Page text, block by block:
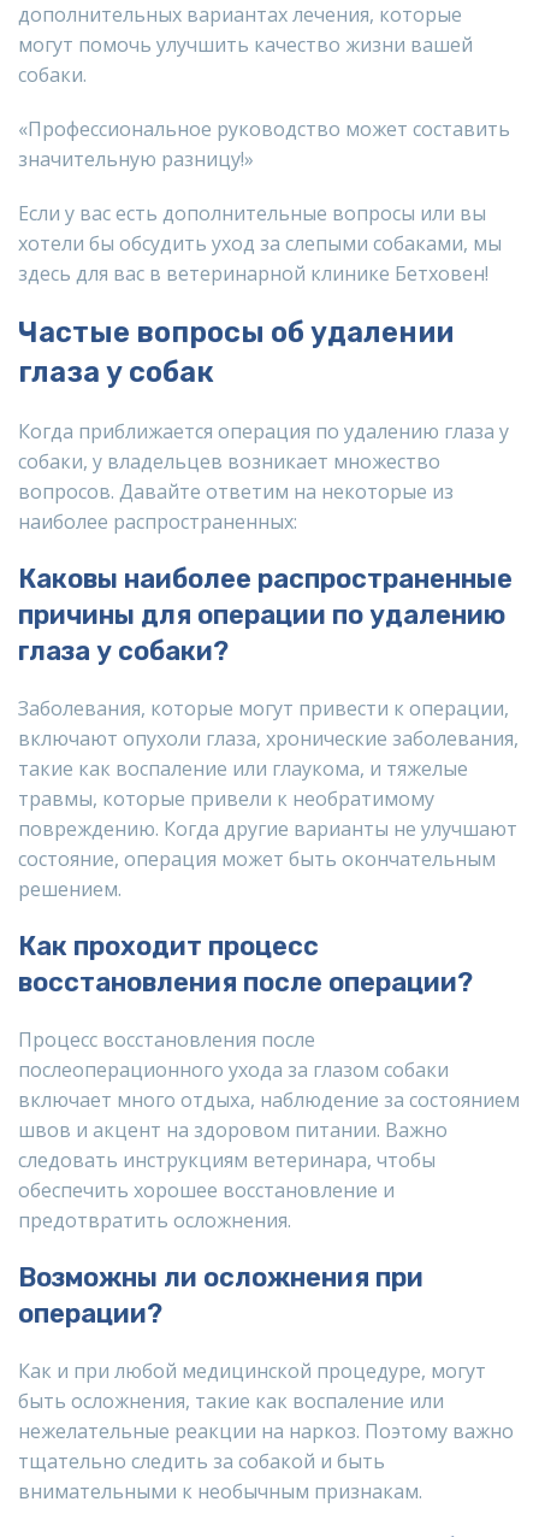
дополнительных вариантах лечения, которые
могут помочь улучшить качество жизни вашей
собаки.
«Профессиональное руководство может составить
значительную разницу!»
Если у вас есть дополнительные вопросы или вы
хотели бы обсудить уход за слепыми собаками, мы
здесь для вас в ветеринарной клинике Бетховен!
Частые вопросы об удалении
глаза у собак
Когда приближается операция по удалению глаза у
собаки, у владельцев возникает множество
вопросов. Давайте ответим на некоторые из
наиболее распространенных:
Каковы наиболее распространенные
причины для операции по удалению
глаза у собаки?
Заболевания, которые могут привести к операции,
включают опухоли глаза, хронические заболевания,
такие как воспаление или глаукома, и тяжелые
травмы, которые привели к необратимому
повреждению. Когда другие варианты не улучшают
состояние, операция может быть окончательным
решением.
Как проходит процесс
восстановления после операции?
Процесс восстановления после
послеоперационного ухода за глазом собаки
включает много отдыха, наблюдение за состоянием
швов и акцент на здоровом питании. Важно
следовать инструкциям ветеринара, чтобы
обеспечить хорошее восстановление и
предотвратить осложнения.
Возможны ли осложнения при
операции?
Как и при любой медицинской процедуре, могут
быть осложнения, такие как воспаление или
нежелательные реакции на наркоз. Поэтому важно
тщательно следить за собакой и быть
внимательными к необычным признакам.